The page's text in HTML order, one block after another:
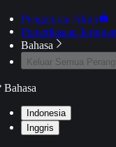
Pengaturan Akun
Pemeriksaan Jaringan
Bahasa
Keluar Semua
Bahasa
Indonesia
Inggris